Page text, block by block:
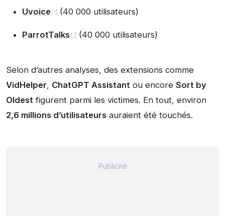
Uvoice (40 000 utilisateurs)
ParrotTalks (40 000 utilisateurs)
Selon d’autres analyses, des extensions comme
VidHelper, ChatGPT Assistant ou encore Sort by
Oldest figurent parmi les victimes. En tout, environ
2,6 millions d’utilisateurs auraient été touchés.